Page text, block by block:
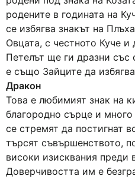
родените в годината на
се избягва знакът на
Овцата, с честното Куче
Петелът ще ги дразни със
е също Зайците да
Дракон
Това е любимият знак на
благородно сърце и
се стремят да постигнат
търсят съвършенството,
високи изисквания преди
Доверчивостта им е